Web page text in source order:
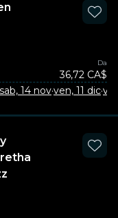
Da
36,72 CA$
sab, 14 nov·ven, 11 dic·